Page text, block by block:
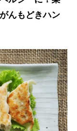
んもどきハン